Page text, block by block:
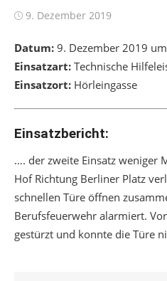
Posted
9. Dezember 2019
Datum: 9. Dezember 2019
Einsatzart: Technische
Einsatzort: Hörleingasse
Einsatzbericht:
…. der zweite Einsatz weniger
Hof Richtung Berliner Platz
schnellen Türe öffnen
Berufsfeuerwehr alarmiert.
gestürzt und konnte die Türe